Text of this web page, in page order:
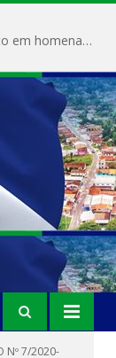
Prefeitura de Magalhães Barata realiza evento em homenagem ao Dia Internacional da Mulher
Nº 7/2020-